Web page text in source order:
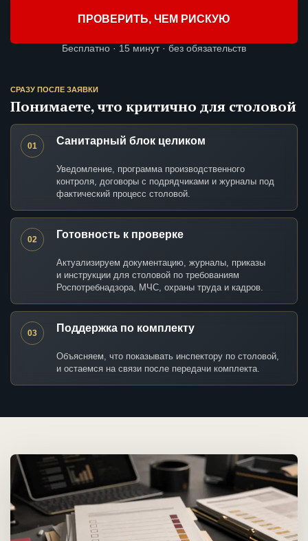
ПРОВЕРИТЬ, ЧЕМ РИСКУЮ
Бесплатно · 15 минут · без обязательств
СРАЗУ ПОСЛЕ ЗАЯВКИ
Понимаете, что критично для столовой
01 Санитарный блок целиком
Уведомление, программа производственного
контроля, договоры с подрядчиками и журналы под
фактический процесс столовой.
02 Готовность к проверке
Актуализируем документацию, журналы, приказы
и инструкции для столовой по требованиям
Роспотребнадзора, МЧС, охраны труда и кадров.
03 Поддержка по комплекту
Объясняем, что показывать инспектору по столовой,
и остаемся на связи после передачи комплекта.